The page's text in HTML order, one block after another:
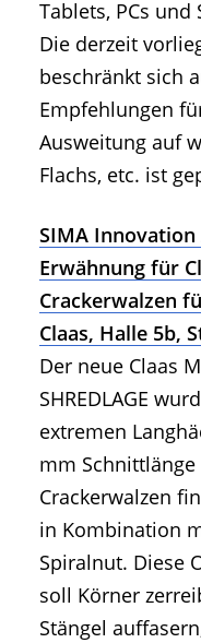
Tablets, PCs
Die derzeit
beschränkt sich
Empfehlungen
Ausweitung auf
Flachs, etc. ist
SIMA Innovation
Erwähnung für
Crackerwalzen
Claas, Halle 5b,
Der neue Claas
SHREDLAGE
extremen
mm
Crackerwalzen
in Kombination
Spiralnut. Diese
soll Körner
Stängel